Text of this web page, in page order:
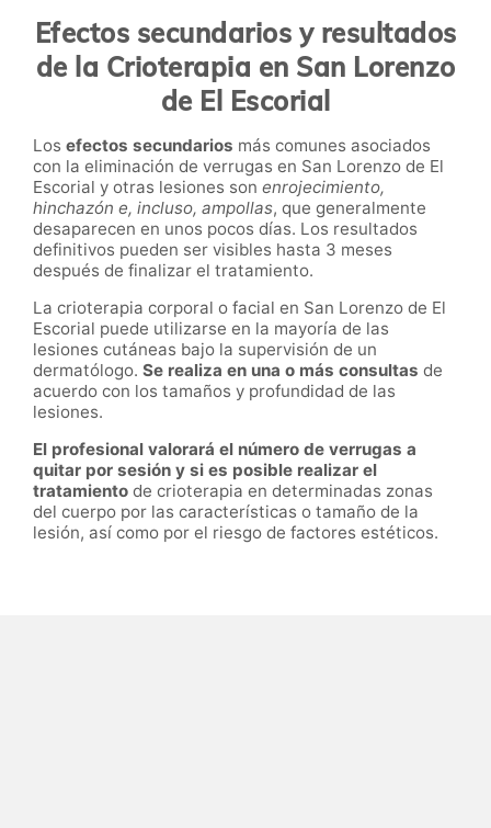
Efectos secundarios y resultados
de la Crioterapia en San Lorenzo
de El Escorial
Los efectos secundarios más comunes asociados
con la eliminación de verrugas en San Lorenzo de El
Escorial y otras lesiones son enrojecimiento,
hinchazón e, incluso, ampollas, que generalmente
desaparecen en unos pocos días. Los resultados
definitivos pueden ser visibles hasta 3 meses
después de finalizar el tratamiento.
La crioterapia corporal o facial en San Lorenzo de El
Escorial puede utilizarse en la mayoría de las
lesiones cutáneas bajo la supervisión de un
dermatólogo. Se realiza en una o más consultas de
acuerdo con los tamaños y profundidad de las
lesiones.
El profesional valorará el número de verrugas a
quitar por sesión y si es posible realizar el
tratamiento de crioterapia en determinadas zonas
del cuerpo por las características o tamaño de la
lesión, así como por el riesgo de factores estéticos.